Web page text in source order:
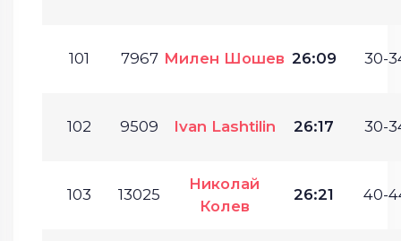
101 7967 Милен Шошев 26:09 30-
102 9509 Ivan Lashtilin 26:17 30-
103 13025
Николай
Колев
26:21 40-